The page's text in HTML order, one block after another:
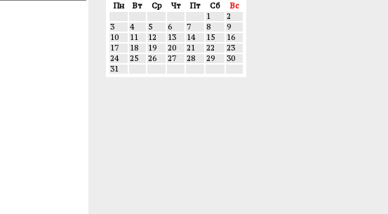
Пн Вт Ср Чт Пт Сб
Вс
1
2
3
4 5 6 7 8
9
10
11 12 13 14 15
16
17
18 19 20 21 22
23
24
25 26 27 28 29
30
31